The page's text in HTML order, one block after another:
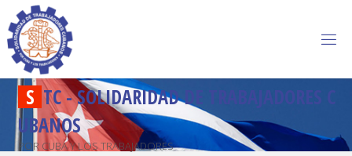
S TC-SOLIDARIDADD R A BAJADORES C
U BANOS
POR CUBA Y LOS TRABAJADORES